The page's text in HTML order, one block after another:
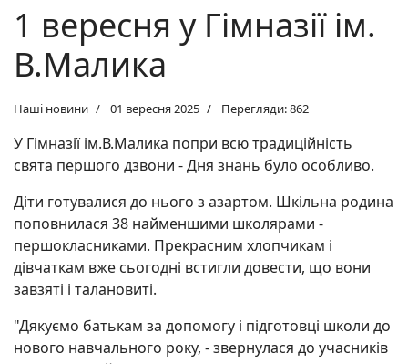
1 вересня у Гімназії ім.
В.Малика
Наші новини 01 вересня 2025 Перегляди: 862
У Гімназії ім.В.Малика попри всю традиційність
свята першого дзвони - Дня знань було особливо.
Діти готувалися до нього з азартом. Шкільна родина
поповнилася 38 найменшими школярами -
першокласниками. Прекрасним хлопчикам і
дівчаткам вже сьогодні встигли довести, що вони
завзяті і талановиті.
"Дякуємо батькам за допомогу і підготовці школи до
нового навчального року, - звернулася до учасників